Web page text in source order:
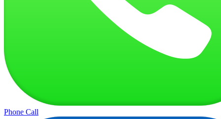
Phone Call